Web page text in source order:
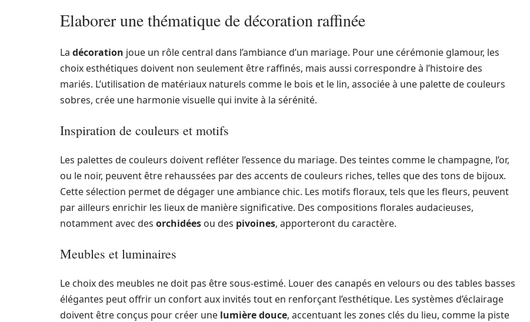
Elaborer une thématique de décoration raffinée
La décoration joue un rôle central dans l’ambiance d’un mariage. Pour une cérémonie glamour, les
choix esthétiques doivent non seulement être raffinés, mais aussi correspondre à l’histoire des
mariés. L’utilisation de matériaux naturels comme le bois et le lin, associée à une palette de couleurs
sobres, crée une harmonie visuelle qui invite à la sérénité.
Inspiration de couleurs et motifs
Les palettes de couleurs doivent refléter l’essence du mariage. Des teintes comme le champagne, l’or,
ou le noir, peuvent être rehaussées par des accents de couleurs riches, telles que des tons de bijoux.
Cette sélection permet de dégager une ambiance chic. Les motifs floraux, tels que les fleurs, peuvent
par ailleurs enrichir les lieux de manière significative. Des compositions florales audacieuses,
notamment avec des orchidées ou des pivoines, apporteront du caractère.
Meubles et luminaires
Le choix des meubles ne doit pas être sous-estimé. Louer des canapés en velours ou des tables basses
élégantes peut offrir un confort aux invités tout en renforçant l’esthétique. Les systèmes d’éclairage
doivent être conçus pour créer une lumière douce, accentuant les zones clés du lieu, comme la piste